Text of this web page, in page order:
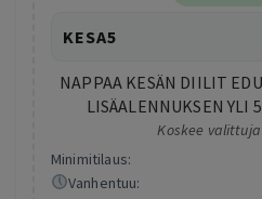
KESA5
NAPPAA KESÄN DIILIT
LISÄALENNUKSEN YLI
Koskee
Minimitilaus:
Vanhentuu: